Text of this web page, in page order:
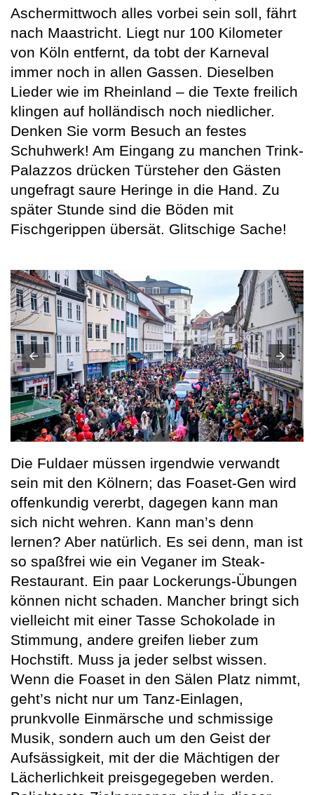
Aschermittwoch alles vorbei sein soll, fährt
nach Maastricht. Liegt nur 100 Kilometer
von Köln entfernt, da tobt der Karneval
immer noch in allen Gassen. Dieselben
Lieder wie im Rheinland – die Texte freilich
klingen auf holländisch noch niedlicher.
Denken Sie vorm Besuch an festes
Schuhwerk! Am Eingang zu manchen Trink-
Palazzos drücken Türsteher den Gästen
ungefragt saure Heringe in die Hand. Zu
später Stunde sind die Böden mit
Fischgerippen übersät. Glitschige Sache!
Die Fuldaer müssen irgendwie verwandt
sein mit den Kölnern; das Foaset-Gen wird
offenkundig vererbt, dagegen kann man
sich nicht wehren. Kann man’s denn
lernen? Aber natürlich. Es sei denn, man ist
so spaßfrei wie ein Veganer im Steak-
Restaurant. Ein paar Lockerungs-Übungen
können nicht schaden. Mancher bringt sich
vielleicht mit einer Tasse Schokolade in
Stimmung, andere greifen lieber zum
Hochstift. Muss ja jeder selbst wissen.
Wenn die Foaset in den Sälen Platz nimmt,
geht’s nicht nur um Tanz-Einlagen,
prunkvolle Einmärsche und schmissige
Musik, sondern auch um den Geist der
Aufsässigkeit, mit der die Mächtigen der
Lächerlichkeit preisgegegeben werden.